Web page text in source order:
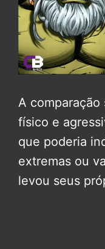
A
físico e
que poderia
extremas ou
levou seus